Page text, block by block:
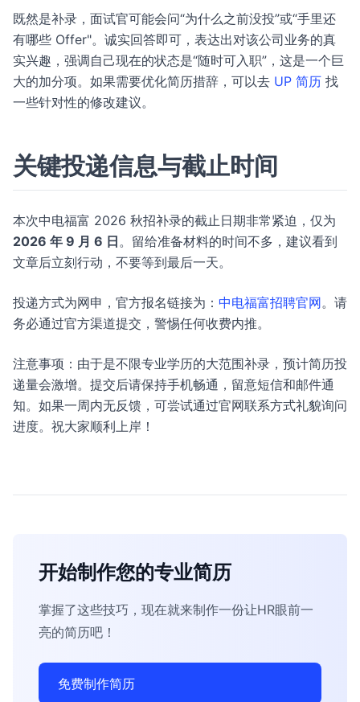
既然是补录，面试官可能会问“为什么之前没投”或“手里还
有哪些 Offer"。诚实回答即可，表达出对该公司业务的真
实兴趣，强调自己现在的状态是“随时可入职”，这是一个巨
大的加分项。如果需要优化简历措辞，可以去 UP 简历 找
一些针对性的修改建议。
关键投递信息与截止时间
本次中电福富 2026 秋招补录的截止日期非常紧迫，仅为
2026 年 9 月 6 日。留给准备材料的时间不多，建议看到
文章后立刻行动，不要等到最后一天。
投递方式为网申，官方报名链接为： 中电福富招聘官网。请
务必通过官方渠道提交，警惕任何收费内推。
注意事项：由于是不限专业学历的大范围补录，预计简历投
递量会激增。提交后请保持手机畅通，留意短信和邮件通
知。如果一周内无反馈，可尝试通过官网联系方式礼貌询问
进度。祝大家顺利上岸！
开始制作您的专业简历
掌握了这些技巧，现在就来制作一份让HR眼前一
亮的简历吧！
免费制作简历